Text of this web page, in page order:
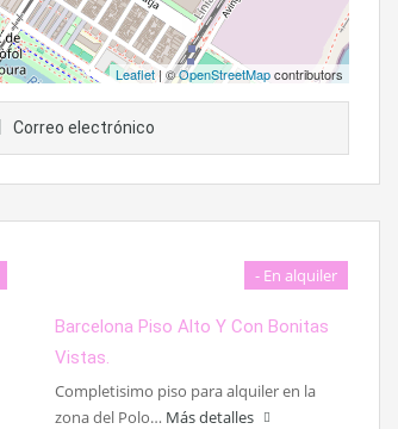
Leaflet| ©OpenStreetMapcontributors
Correo electrónico
- En alquiler
Barcelona Piso Alto Y Con Bonitas
Vistas.
Completisimo piso para alquiler en la
zona del Polo… Más detalles